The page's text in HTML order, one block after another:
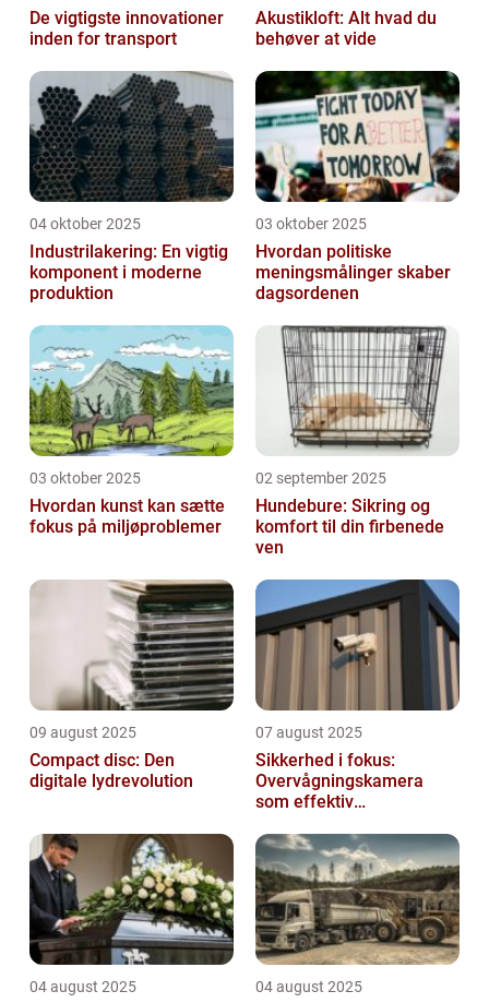
De vigtigste innovationer
inden for transport
Akustikloft: Alt hvad du
behøver at vide
04 oktober 2025
Industrilakering: En vigtig
komponent i moderne
produktion
03 oktober 2025
Hvordan politiske
meningsmålinger skaber
dagsordenen
03 oktober 2025
Hvordan kunst kan sætte
fokus på miljøproblemer
02 september 2025
Hundebure: Sikring og
komfort til din firbenede
ven
09 august 2025
Compact disc: Den
digitale lydrevolution
07 august 2025
Sikkerhed i fokus:
Overvågningskamera
som effektiv
04 august 2025 04 august 2025